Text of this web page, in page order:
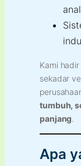
Kami
sekadar
tumbuh,
panjang.
Apa